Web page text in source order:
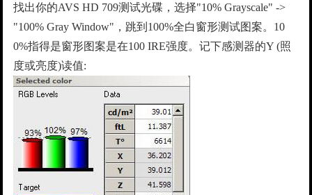
找出你的AVS HD 709测试光碟，选择"10% Grayscale" ->
"100% Gray Window"，跳到100%全白窗形测试图案。10
0%指得是窗形图案是在100 IRE强度。记下感测器的Y (照
度或亮度)读值: